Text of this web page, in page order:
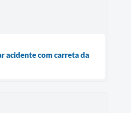
acidente com carreta da